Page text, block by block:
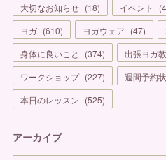
大切なお知らせ (18) イベント (
ヨガ (610) ヨガウェア (47)
身体に良いこと
(374) 出張ヨガ
ワークショップ (227) 週間予約
本日のレッスン (525)
アーカイブ